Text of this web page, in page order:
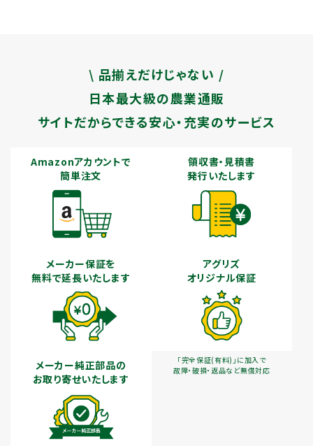
\ 品揃えだけじゃない /
日本最大級の農業通販
サイトだからできる安心・充実のサービス
Amazonアカウントで
簡単注文
領収書・見積書
発行いたします
メーカー保証を
無料で延長いたします
アグリズ
オリジナル保証
「完全保証(有料)」に加入で
故障・破損・返品など無償対応
メーカー純正部品の
お取り寄せいたします